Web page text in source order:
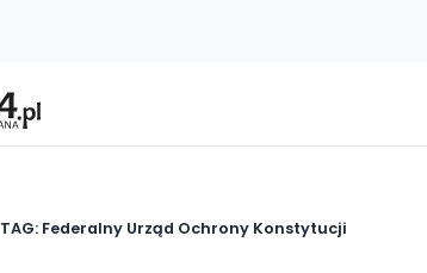
TAG: Federalny Urząd Ochrony Konstytucji